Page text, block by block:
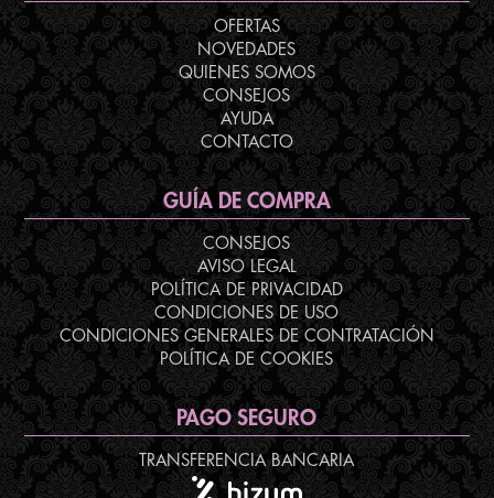
OFERTAS
NOVEDADES
QUIENES SOMOS
CONSEJOS
AYUDA
CONTACTO
GUÍA DE COMPRA
CONSEJOS
AVISO LEGAL
POLÍTICA DE PRIVACIDAD
CONDICIONES DE USO
CONDICIONES GENERALES DE CONTRATACIÓN
POLÍTICA DE COOKIES
PAGO SEGURO
TRANSFERENCIA BANCARIA